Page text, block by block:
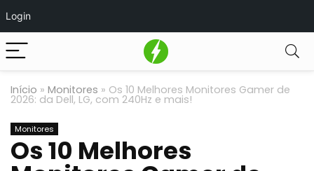
Login
Início » Monitores » Os 10 Melhores Monitores Gamer de
2026: da Dell, LG, com 240Hz e mais!
Monitores
Os 10 Melhores